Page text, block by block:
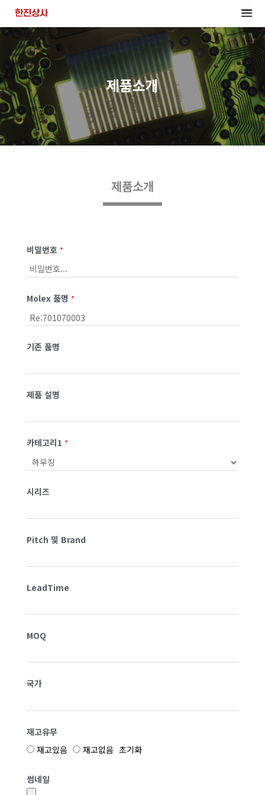
제품소개
제품소개
비밀번호 *
Molex 품명 *
기존 품명
제품 설명
카테고리1 *
시리즈
Pitch 및 Brand
LeadTime
MOQ
국가
재고유무
재고있음
재고없음 초기화
썸네일